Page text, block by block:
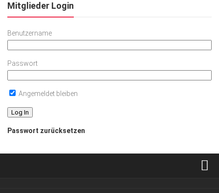
Mitglieder Login
Benutzername
Passwort
Angemeldet bleiben
Passwort zurücksetzen